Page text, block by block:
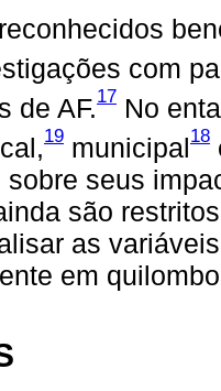
com
de AF.17 No
19 municipal18
sobre seus
são
as
em